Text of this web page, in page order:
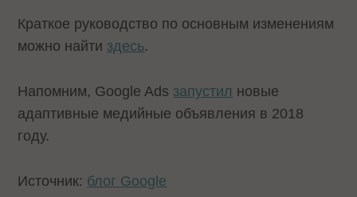
Краткое руководство по основным изменениям
можно найти здесь.
Напомним, Google Ads запустил новые
адаптивные медийные объявления в 2018
году.
Источник: блог Google